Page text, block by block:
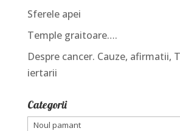
Sferele apei
Temple graitoare….
Despre cancer. Cauze, afirmatii,
iertarii
Categorii
Categorii